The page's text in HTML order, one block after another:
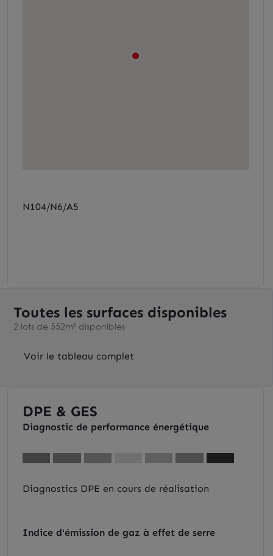
N104/N6/A5
Toutes les surfaces disponibles
2 lots de 552m² disponibles
Voir le tableau complet
DPE & GES
Diagnostic de performance énergétique
Diagnostics DPE en cours de réalisation
Indice d'émission de gaz à effet de serre